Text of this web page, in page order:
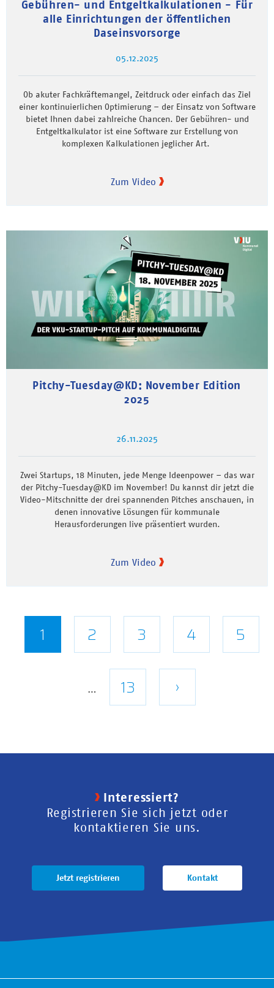
Gebühren- und Entgeltkalkulationen - Für
alle Einrichtungen der öffentlichen
Daseinsvorsorge
05.12.2025
Ob akuter Fachkräftemangel, Zeitdruck oder einfach das Ziel
einer kontinuierlichen Optimierung – der Einsatz von Software
bietet Ihnen dabei zahlreiche Chancen. Der Gebühren- und
Entgeltkalkulator ist eine Software zur Erstellung von
komplexen Kalkulationen jeglicher Art.
Zum Video
Pitchy-Tuesday@KD: November Edition
2025
26.11.2025
Zwei Startups, 18 Minuten, jede Menge Ideenpower – das war
der Pitchy-Tuesday@KD im November! Du kannst dir jetzt die
Video-Mitschnitte der drei spannenden Pitches anschauen, in
denen innovative Lösungen für kommunale
Herausforderungen live präsentiert wurden.
Zum Video
Seitennummerierung
Aktuelle
1 Seite
2 Seite
3 Seite
4 Seite
5
…
Letzte
13
Nächste
›
Interessiert?
Registrieren Sie sich jetzt oder
kontaktieren Sie uns.
Jetzt registrieren Kontakt